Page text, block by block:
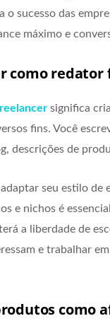
o sucesso das
máximo e
como redator
significa
fins. Você
descrições de
seu estilo de
e nichos é
a liberdade de
e trabalhar
como